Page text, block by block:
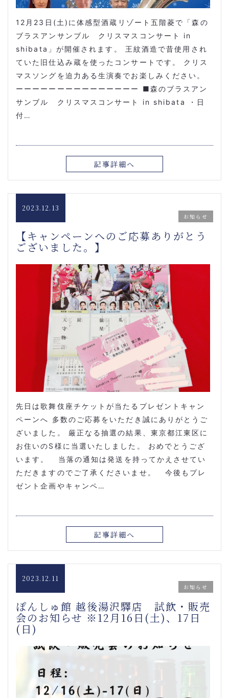
12月23日(土)に体感型酒蔵リゾート五階菱で「森の
ブラスアンサンブル クリスマス コンサート in
shibata」が開催されます。 王紋酒造で昔使用され
ていた旧仕込み蔵を使ったコンサートです。 クリス
マスソングを迫力ある生演奏でお楽しみください。
ーーーーーーーーーーーーーーー ■森のブラスアン
サンブル クリスマス コンサート in shibata ・日
付…
記事詳細へ
2023.12.13
お知らせ
【キャンペーンへのご応募ありがとう
ございました。】
先日は歌舞伎座チケットが当たるプレゼントキャン
ペーンへ 多数のご応募をいただき誠にありがとうご
ざいました。 厳正なる抽選の結果、東京都江東区に
お住いのS様に当選いたしました。 おめでとうござ
います。 当落の通知は発送を持ってかえさせてい
ただきますのでご了承くださいませ。 今後もプレ
ゼント企画やキャンペ…
記事詳細へ
2023.12.11
お知らせ
ぽんしゅ館 越後湯沢驛店 試飲・販売
会のお知らせ ※12月16日(土)、17日
(日)